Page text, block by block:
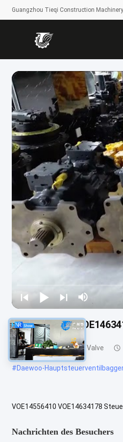
Guangzhou Tieqi Construction
VOE14556410
Bagger Main Control Valve
#Daewoo-
VOE14556410 VOE14634178
Nachrichten des Besuchers